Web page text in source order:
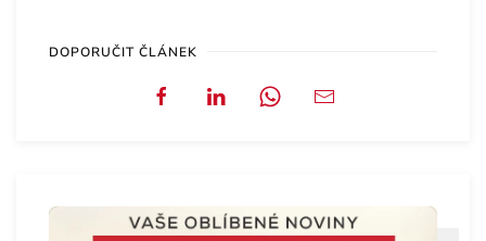
DOPORUČIT ČLÁNEK